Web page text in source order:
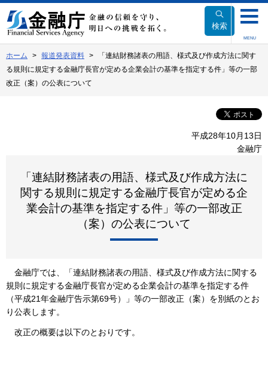
文
へ
動
検索
MENU
ホーム 報道発表資料
「連結財務諸表の用語、様式及び作成方法に関す
る規則に規定する金融庁長官が定める企業会計の基準を指定する件」等の一部
改正（案）の公表について
平成28年10月13日
金融庁
「連結財務諸表の用語、様式及び作成方法に
関する規則に規定する金融庁長官が定める企
業会計の基準を指定する件」等の一部改正
（案）の公表について
金融庁では、「連結財務諸表の用語、様式及び作成方法に関する
規則に規定する金融庁長官が定める企業会計の基準を指定する件
（平成21年金融庁告示第69号）」等の一部改正（案）を別紙のとお
り公表します。
改正の概要は以下のとおりです。